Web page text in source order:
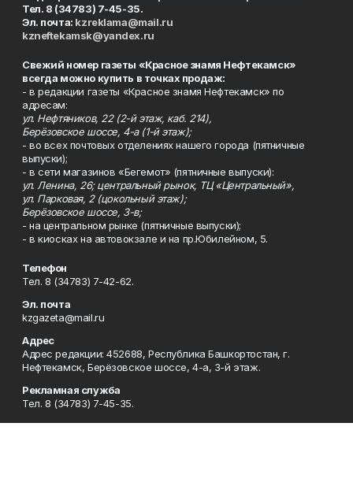
Тел. 8 (34783) 7-45-35.
Эл. почта: kzreklama@mail.ru
kzneftekamsk@yandex.ru
Свежий номер газеты «Красное знамя Нефтекамск»
всегда можно купить в точках продаж:
- в редакции газеты «Красное знамя Нефтекамск» по
адресам:
ул. Нефтяников, 22 (2-й этаж, каб. 214),
Берёзовское шоссе, 4-а (1-й этаж);
- во всех почтовых отделениях нашего города (пятничные
выпуски);
- в сети магазинов «Бегемот» (пятничные выпуски):
ул. Ленина, 26; центральный рынок, ТЦ «Центральный»,
ул. Парковая, 2 (цокольный этаж);
Берёзовское шоссе, 3-в;
- на центральном рынке (пятничные выпуски);
- в киосках на автовокзале и на пр.Юбилейном, 5.
Телефон
Тел. 8 (34783) 7-42-62.
Эл. почта
kzgazeta@mail.ru
Адрес
Адрес редакции: 452688, Республика Башкортостан, г.
Нефтекамск, Берёзовское шоссе, 4-а, 3-й этаж.
Рекламная служба
Тел. 8 (34783) 7-45-35.
Редакция